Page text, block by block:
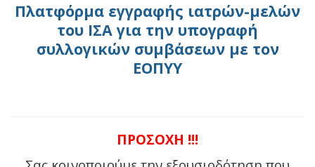
Πλατφόρμα εγγραφής ιατρών-μελών
του ΙΣΑ για την υπογραφή
συλλογικών συμβάσεων με τον
ΕΟΠΥΥ
ΠΡΟΣΟΧΗ !!!